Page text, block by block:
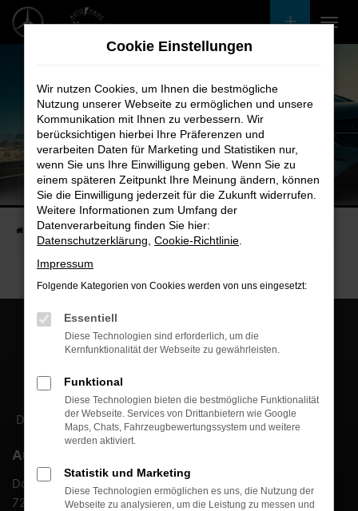
Zum
Unsere Fahrzeugangebote
Bei uns finden Sie bestimmt Ihren Nächsten
Startseite Fahrzeugangebote Bestandsfahrzeuge
DAS BESTE ODER NICHTS.
Autohaus Bühle GmbH
Dottinger Straße 81
72525 Münsingen
Cookie Einstellungen
Wir nutzen Cookies, um Ihnen die bestmögliche
Nutzung unserer Webseite zu ermöglichen und unsere
Kommunikation mit Ihnen zu verbessern. Wir
berücksichtigen hierbei Ihre Präferenzen und
verarbeiten Daten für Marketing und Statistiken nur,
wenn Sie uns Ihre Einwilligung geben. Wenn Sie zu
einem späteren Zeitpunkt Ihre Meinung ändern, können
Sie die Einwilligung jederzeit für die Zukunft widerrufen.
Weitere Informationen zum Umfang der
Datenverarbeitung finden Sie hier:
Datenschutzerklärung Cookie-Richtlinie
Impressum
Folgende Kategorien von Cookies werden von uns eingesetzt:
Essentiell
Diese Technologien sind erforderlich, um die
Kernfunktionalität der Webseite zu gewährleisten.
Funktional
Diese Technologien bieten die bestmögliche Funktionalität
der Webseite. Services von Drittanbietern wie Google
Maps, Chats, Fahrzeugbewertungssystem und weitere
werden aktiviert.
Statistik und Marketing
Diese Technologien ermöglichen es uns, die Nutzung der
Webseite zu analysieren, um die Leistung zu messen und